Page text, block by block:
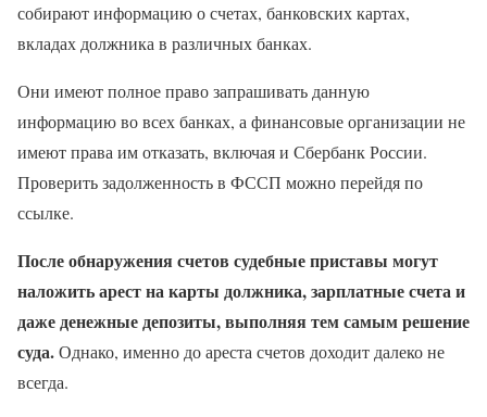
собирают информацию о счетах, банковских картах,
вкладах должника в различных банках.
Они имеют полное право запрашивать данную
информацию во всех банках, а финансовые организации не
имеют права им отказать, включая и Сбербанк России.
Проверить задолженность в ФССП можно перейдя по
ссылке.
После обнаружения счетов судебные приставы могут
наложить арест на карты должника, зарплатные счета и
даже денежные депозиты, выполняя тем самым решение
суда.Однако, именно до ареста счетов доходит далеко не
всегда.